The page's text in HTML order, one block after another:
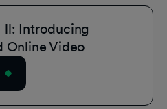
Introducing
Online Video